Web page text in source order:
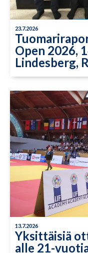
23.7.2026
Open 2026,
Lindesberg,
13.7.2026
Yksittäisiä
alle 21-